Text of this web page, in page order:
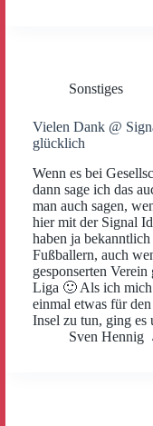
Sonstiges
Vielen Dank @
glücklich
Wenn es bei
dann sage ich das
man auch sagen,
hier mit der Signal
haben ja
Fußballern, auch
gesponserten
Liga 🙂 Als ich mich
einmal etwas für
Insel zu tun, ging
Sven Hennig